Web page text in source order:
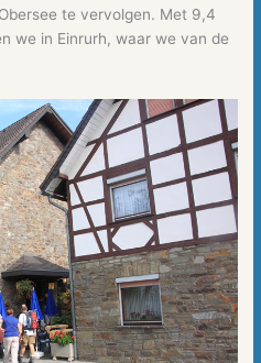
te vervolgen. Met 9,4
we in Einrurh, waar we van de